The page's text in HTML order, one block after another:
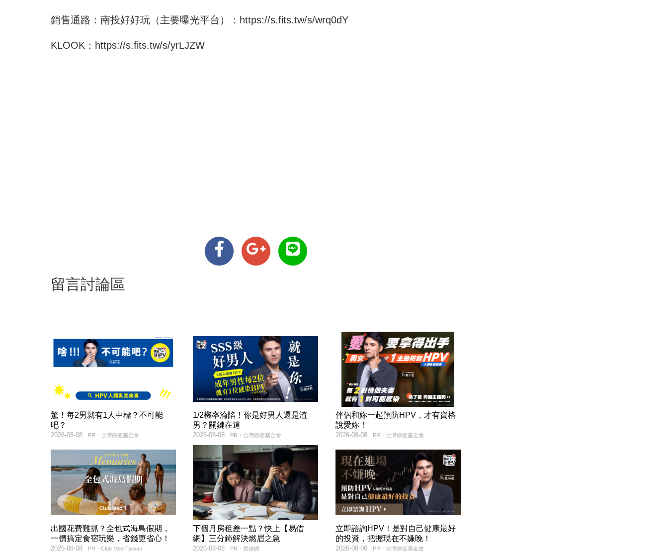
銷售通路：南投好好玩（主要曝光平台）： https://s.fits.tw/s/wrq0dY
KLOOK： https://s.fits.tw/s/yrLJZW
留言討論區
驚！每2男就有1人中標？不可能
吧？
PR・台灣癌症基金會
2026-08-08
1/2機率淪陷！你是好男人還是渣
男？關鍵在這
PR・台灣癌症基金會
2026-08-08
伴侶和妳一起預防HPV，才有資格
說愛妳！
PR・台灣癌症基金會
2026-08-08
出國花費難抓？全包式海島假期，
一價搞定食宿玩樂，省錢更省心！
PR・Club Med Taiwan
2026-08-08
下個月房租差一點？快上【易借
網】三分鐘解決燃眉之急
PR・易借網
2026-08-08
立即諮詢HPV！是對自己健康最好
的投資，把握現在不嫌晚！
PR・台灣癌症基金會
2026-08-08